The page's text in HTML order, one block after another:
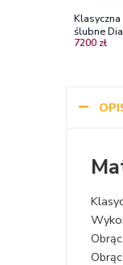
ślubne
złoto,
7200 zł